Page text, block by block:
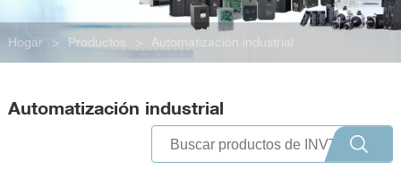
Hogar > Productos Automatización industrial
Automatización industrial